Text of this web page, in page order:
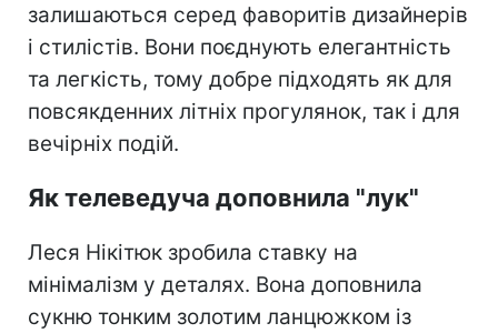
залишаються серед фаворитів дизайнерів
і стилістів. Вони поєднують елегантність
та легкість, тому добре підходять як для
повсякденних літніх прогулянок, так і для
вечірніх подій.
Як телеведуча доповнила "лук"
Леся Нікітюк зробила ставку на
мінімалізм у деталях. Вона доповнила
сукню тонким золотим ланцюжком із